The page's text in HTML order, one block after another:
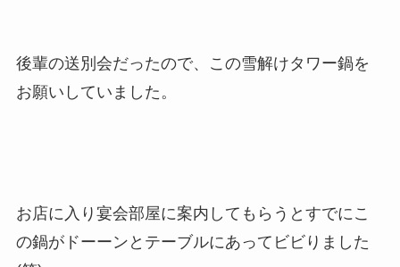
後輩の送別会だったので、この雪解けタワー鍋を
お願いしていました。
お店に入り宴会部屋に案内してもらうとすでにこ
の鍋がドーーンとテーブルにあってビビりました